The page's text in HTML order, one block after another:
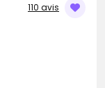
110 avis